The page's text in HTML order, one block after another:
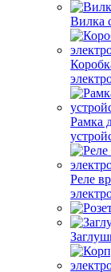
Вилка
Рамка
Реле